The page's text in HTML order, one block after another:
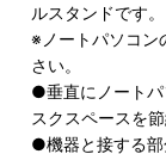
ルスタンドです。
※ノートパソコン
さい。
●垂直にノート
スクスペースを節
●機器と接する部